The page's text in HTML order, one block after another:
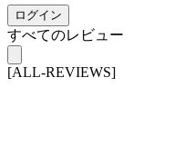
ログイン
すべてのレビュー
[ALL-REVIEWS]